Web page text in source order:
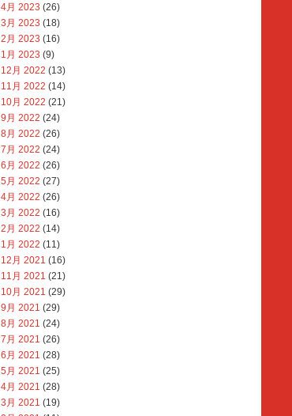
4月 2023 (26)
3月 2023 (18)
2月 2023 (16)
1月 2023 (9)
12月 2022 (13)
11月 2022 (14)
10月 2022 (21)
9月 2022 (24)
8月 2022 (26)
7月 2022 (24)
6月 2022 (26)
5月 2022 (27)
4月 2022 (26)
3月 2022 (16)
2月 2022 (14)
1月 2022 (11)
12月 2021 (16)
11月 2021 (21)
10月 2021 (29)
9月 2021 (29)
8月 2021 (24)
7月 2021 (26)
6月 2021 (28)
5月 2021 (25)
4月 2021 (28)
3月 2021 (19)